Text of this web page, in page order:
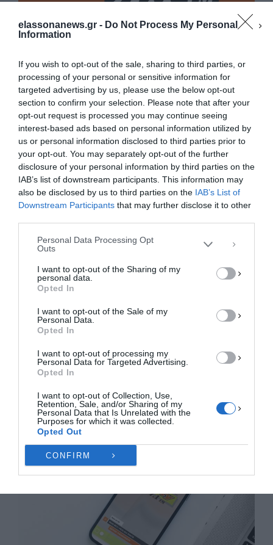
elassonanews.gr - Do Not Process My Personal
Information
If you wish to opt-out of the sale, sharing to third parties, or
processing of your personal or sensitive information for
targeted advertising by us, please use the below opt-out
section to confirm your selection. Please note that after your
opt-out request is processed you may continue seeing
interest-based ads based on personal information utilized by
us or personal information disclosed to third parties prior to
your opt-out. You may separately opt-out of the further
disclosure of your personal information by third parties on the
IAB’s list of downstream participants. This information may
also be disclosed by us to third parties on the IAB’s List of
Downstream Participants that may further disclose it to other
Personal Data Processing Opt
Outs
I want to opt-out of the Sharing of my
personal data.
Opted In
I want to opt-out of the Sale of my
Personal Data.
Opted In
I want to opt-out of processing my
Personal Data for Targeted Advertising.
Opted In
I want to opt-out of Collection, Use,
Retention, Sale, and/or Sharing of my
Personal Data that Is Unrelated with the
Purposes for which it was collected.
Opted Out
CONFIRM
Διαχείριση Συγκατάθεσης
Για να παρέχουμε την καλύτερη εμπειρία, χρησιμοποιούμε τεχνολογίες όπως
cookies για την αποθήκευση ή/και την πρόσβαση σε πληροφορίες συσκευών.
Η συγκατάθεση για τις εν λόγω τεχνολογίες θα μας επιτρέψει να
επεξεργαστούμε δεδομένα προσωπικού χαρακτήρα, όπως συμπεριφορά
συγκατάθεση ή η ανάκληση της συγκατάθεσης, μπορεί να επηρεάσει
αρνητικά ορισμένες λειτουργίες και δυνατότητες.
ΠΡΟΒΟΛΉ ΠΡΟΤΙΜΉΣΕΩΝ
Πολιτική Cookies